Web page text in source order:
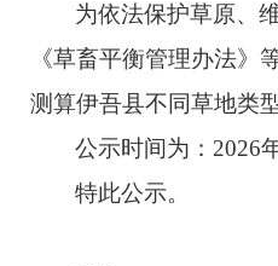
为依法保护草原、
《草畜平衡管理办法
测算伊吾县不同草地类
公示时间为： 2026
特此公示。